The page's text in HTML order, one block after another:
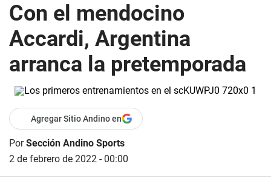
Con el mendocino
Accardi, Argentina
arranca la pretemporada
Agregar Sitio Andino en
PorSección Andino Sports
2 de febrero de 2022 - 00:00